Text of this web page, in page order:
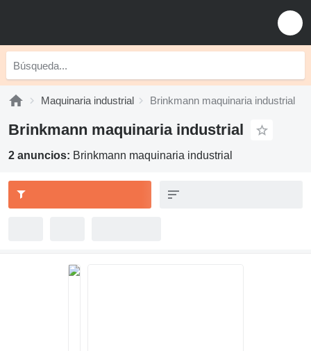
Maquinaria industrial Brinkmann maquinaria industrial
Brinkmann maquinaria industrial
2 anuncios: Brinkmann maquinaria industrial